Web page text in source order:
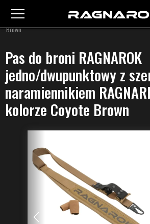
Główna› Dwupunktowe pasy do broni›
jedno/dwupunktowy z szerokim naramiennikiem
Brown
Pas do broni RAGNAROK
jedno/dwupunktowy z
naramiennikiem
kolorze Coyote Brown